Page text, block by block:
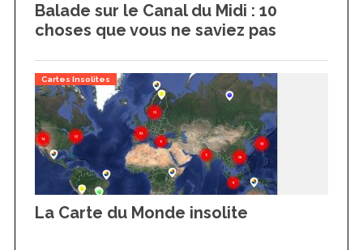
Balade sur le Canal du Midi : 10
choses que vous ne saviez pas
Cartes Insolites
La Carte du Monde insolite